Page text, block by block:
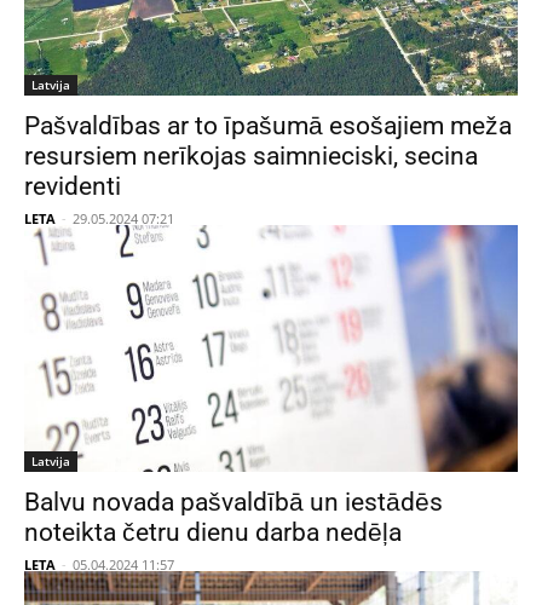
Latvija
Pašvaldības ar to īpašumā esošajiem meža
resursiem nerīkojas saimnieciski, secina
revidenti
LETA - 29.05.2024 07:21
Latvija
Balvu novada pašvaldībā un iestādēs
noteikta četru dienu darba nedēļa
LETA - 05.04.2024 11:57